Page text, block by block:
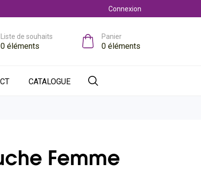
Connexion
Liste de souhaits
0 éléments
Panier
0éléments
CATALOGUE
Femme